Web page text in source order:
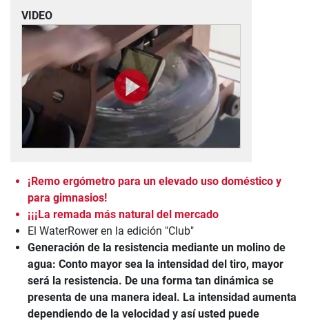
VIDEO
¡Remo ergómetro para un elevado uso doméstico y
para gimnasios!
¡¡¡La remada más natural del mercado
El WaterRower en la edición "Club"
Generación de la resistencia mediante un molino de
agua: Conto mayor sea la intensidad del tiro, mayor
será la resistencia. De una forma tan dinámica se
presenta de una manera ideal. La intensidad aumenta
dependiendo de la velocidad y así usted puede